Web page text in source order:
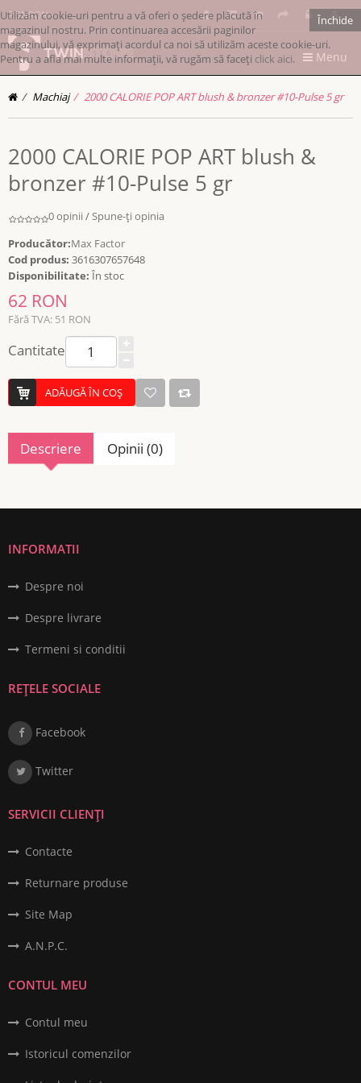
RONRON
Menu
Machiaj 2000 CALORIE POP ART blush & bronzer #10-Pulse 5 gr
2000 CALORIE POP ART blush &
bronzer #10-Pulse 5 gr
0 opinii /Spune-ţi opinia
Producător:Max Factor
Cod produs: 3616307657648
Disponibilitate: În stoc
62 RON
Fără TVA: 51 RON
Cantitate
ADĂUGĂ ÎN COŞ
Descriere Opinii (0)
INFORMATII
Despre noi
Despre livrare
Termeni si conditii
REȚELE SOCIALE
Facebook
Twitter
SERVICII CLIENȚI
Contacte
Returnare produse
Site Map
A.N.P.C.
CONTUL MEU
Contul meu
Istoricul comenzilor
Închide
Utilizăm cookie-uri pentru a vă oferi o ședere plăcută în
magazinul nostru. Prin continuarea accesării paginilor
magazinului, vă exprimați acordul ca noi să utilizăm aceste cookie-uri.
Pentru a afla mai multe informații, vă rugăm să faceți click aici.